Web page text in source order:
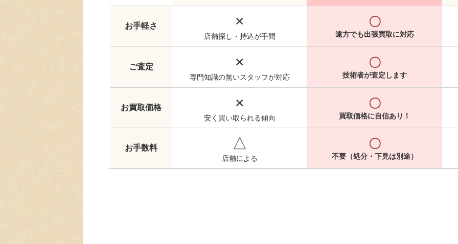
お手軽さ ×
店舗探し・持込が手間
〇
遠方でも出張買取に対応
ご査定 ×
専門知識の無いスタッフが対応
〇
技術者が査定します
お買取価格 ×
安く買い取られる傾向
〇
買取価格に自信あり！
お手数料 △
店舗による
〇
不要（処分・下見は別途）